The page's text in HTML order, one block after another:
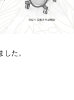
た。